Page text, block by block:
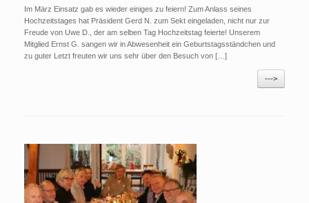
Im März Einsatz gab es wieder einiges zu feiern! Zum Anlass seines
Hochzeitstages hat Präsident Gerd N. zum Sekt eingeladen, nicht nur zur
Freude von Uwe D., der am selben Tag Hochzeitstag feierte! Unserem
Mitglied Ernst G. sangen wir in Abwesenheit ein Geburtstagsständchen und
zu guter Letzt freuten wir uns sehr über den Besuch von […]
--->